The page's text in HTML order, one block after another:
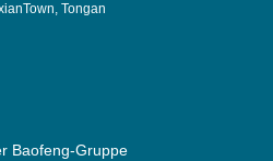
Tongan
Baofeng-Gruppe